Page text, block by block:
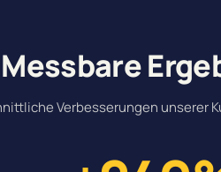
Messbare
Verbesserungen unserer